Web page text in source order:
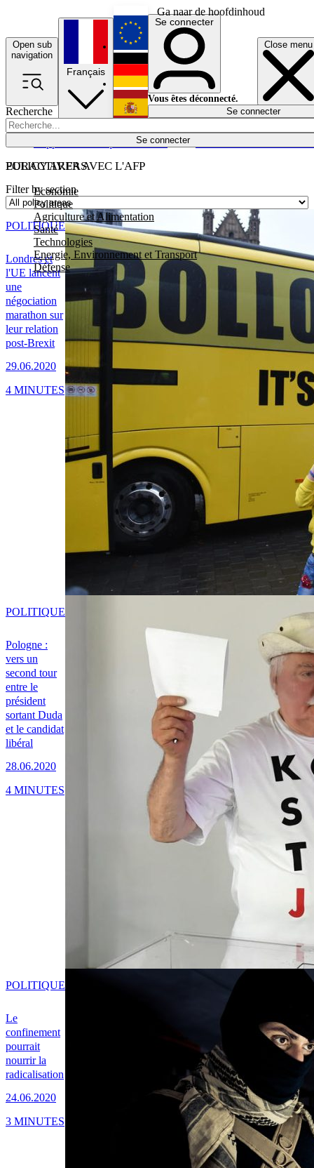
Ga naar de hoofdinhoud
Open sub
navigation
Close menu
Recherche
Se connecter
POLICY AREAS
Economie
Politique
Agriculture et Alimentation
Santé
Technologies
Energie, Environnement et Transport
Défense
Économie
Français
English
Deutsch
Español
Se connecter
Vous êtes déconnecté.
Se connecter
EURACTIV.FR AVEC L'AFP
Filter by section
Londres et
l'UE lancent
une
négociation
marathon sur
leur relation
post-Brexit
29.06.2020
POLITIQUE
4 MINUTES
Pologne :
vers un
second tour
entre le
président
sortant Duda
et le candidat
libéral
28.06.2020
POLITIQUE
4 MINUTES
Le
confinement
pourrait
nourrir la
radicalisation
24.06.2020
POLITIQUE
3 MINUTES